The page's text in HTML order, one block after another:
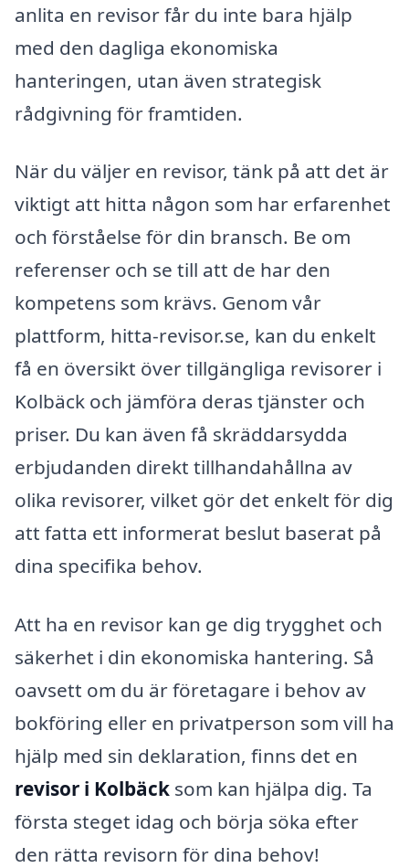
anlita en revisor får du inte bara hjälp
med den dagliga ekonomiska
hanteringen, utan även strategisk
rådgivning för framtiden.
När du väljer en revisor, tänk på att det är
viktigt att hitta någon som har erfarenhet
och förståelse för din bransch. Be om
referenser och se till att de har den
kompetens som krävs. Genom vår
plattform, hitta-revisor.se, kan du enkelt
få en översikt över tillgängliga revisorer i
Kolbäck och jämföra deras tjänster och
priser. Du kan även få skräddarsydda
erbjudanden direkt tillhandahållna av
olika revisorer, vilket gör det enkelt för dig
att fatta ett informerat beslut baserat på
dina specifika behov.
Att ha en revisor kan ge dig trygghet och
säkerhet i din ekonomiska hantering. Så
oavsett om du är företagare i behov av
bokföring eller en privatperson som vill ha
hjälp med sin deklaration, finns det en
revisor i Kolbäck som kan hjälpa dig. Ta
första steget idag och börja söka efter
den rätta revisorn för dina behov!